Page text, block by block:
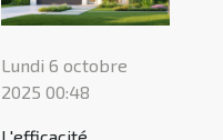
Lundi 6 octobre
2025 00:48